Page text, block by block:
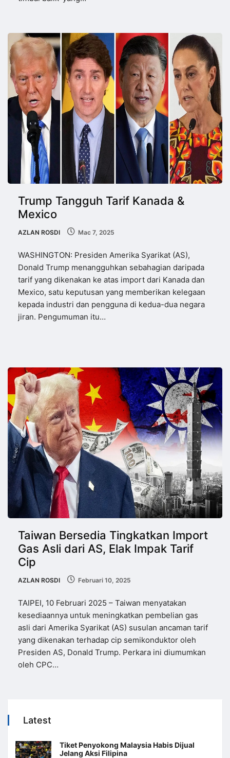
Trump Tangguh Tarif Kanada &
Mexico
AZLAN ROSDI Mac 7, 2025
WASHINGTON: Presiden Amerika Syarikat (AS),
Donald Trump menangguhkan sebahagian daripada
tarif yang dikenakan ke atas import dari Kanada dan
Mexico, satu keputusan yang memberikan kelegaan
kepada industri dan pengguna di kedua-dua negara
jiran. Pengumuman itu…
Taiwan Bersedia Tingkatkan Import
Gas Asli dari AS, Elak Impak Tarif
Cip
AZLAN ROSDI Februari 10, 2025
TAIPEI, 10 Februari 2025 – Taiwan menyatakan
kesediaannya untuk meningkatkan pembelian gas
asli dari Amerika Syarikat (AS) susulan ancaman tarif
yang dikenakan terhadap cip semikonduktor oleh
Presiden AS, Donald Trump. Perkara ini diumumkan
oleh CPC…
Latest
Tiket Penyokong Malaysia Habis Dijual
Jelang Aksi Filipina